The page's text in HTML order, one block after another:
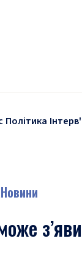
Політика
Новини